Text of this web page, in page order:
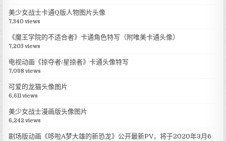
美少女战士卡通Q版人物图片头像
7,340 views
《魔王学院的不适合者》卡通角色特写（附唯美卡通头像）
7,203 views
电视动画《掠夺者/星掠者》卡通头像特写
7,098 views
可爱的龙猫头像图片
6,611 views
美少女战士漫画版头像图片
6,242 views
剧场版动画《哆啦A梦大雄的新恐龙》公开最新PV，将于2020年3月6